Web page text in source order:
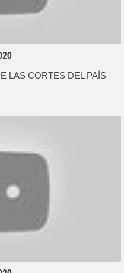
LAS CORTES DEL PAÍS